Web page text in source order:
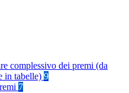
complessivo dei premi (da
in tabelle) 9
7